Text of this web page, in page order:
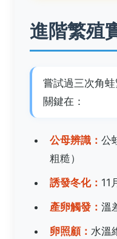
進階繁殖
嘗試過三次角
關鍵在：
公母辨識： 公
粗糙）
誘發冬化： 11
產卵觸發： 溫
卵照顧： 水溫